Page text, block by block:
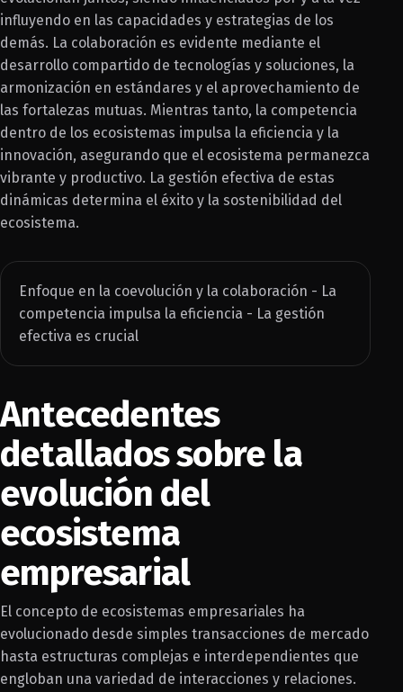
influyendo en las capacidades y estrategias de los
demás. La colaboración es evidente mediante el
desarrollo compartido de tecnologías y soluciones, la
armonización en estándares y el aprovechamiento de
las fortalezas mutuas. Mientras tanto, la competencia
dentro de los ecosistemas impulsa la eficiencia y la
innovación, asegurando que el ecosistema permanezca
vibrante y productivo. La gestión efectiva de estas
dinámicas determina el éxito y la sostenibilidad del
ecosistema.
Enfoque en la coevolución y la colaboración - La
competencia impulsa la eficiencia - La gestión
efectiva es crucial
Antecedentes
detallados sobre la
evolución del
ecosistema
empresarial
El concepto de ecosistemas empresariales ha
evolucionado desde simples transacciones de mercado
hasta estructuras complejas e interdependientes que
engloban una variedad de interacciones y relaciones.